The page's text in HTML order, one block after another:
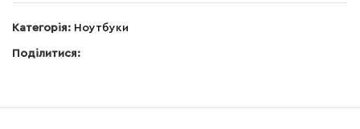
Категорія: Ноутбуки
Поділитися: